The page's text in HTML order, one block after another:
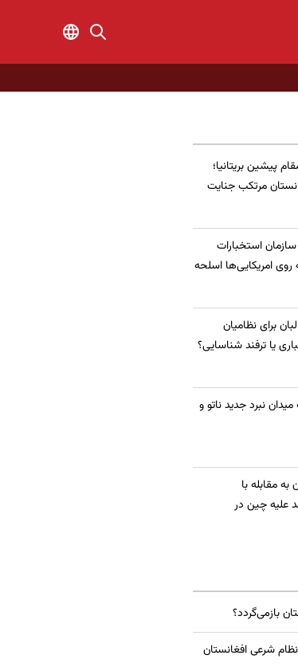
پیشین بریتانیا؛
مرتکب جنایت
استخبارات
روی امریکایی‌ها اسلحه
برای نظامیان
یا ترفند شناسایی؟
نبرد جدید ناتو و
مقابله با
علیه چین در
بازمی‌گردد؟
شرعی افغانستان